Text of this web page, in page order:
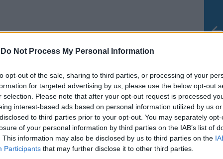
Do Not Process My Personal Information
opt-out of the sale, sharing to third parties, or processing of your
for targeted advertising by us, please use the below opt-out
selection. Please note that after your opt-out request is processed
interest-based ads based on personal information utilized by us
to third parties prior to your opt-out. You may separately
of your personal information by third parties on the IAB’s list of
This information may also be disclosed by us to third parties on the
Participants that may further disclose it to other third parties.
per trovare convergenza su questo
attraverso un dialogo responsabile e
con tutte le forze politiche in Parlamento
- davanti a una crisi non esistono
ma servono solamente fatti
aiutare chi si trova in difficoltà e, in
le categorie più colpite, come appunto le
artigiani, i commercianti e gli autonomi.